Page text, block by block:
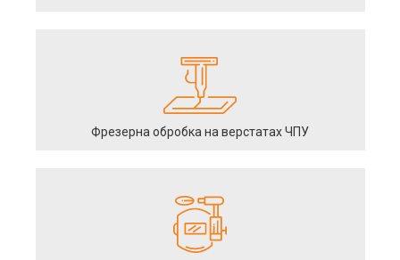
Фрезерна обробка на верстатах ЧПУ